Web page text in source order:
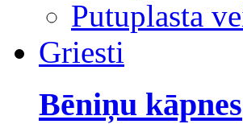
Putuplasta
Griesti
Bēniņu kāpnes